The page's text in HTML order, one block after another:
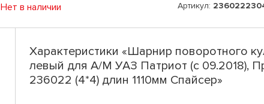
Нет в наличии Артикул:
Характеристики «Шарнир поворотного
левый для А/М УАЗ Патриот (с 09.2018),
236022 (4*4) длин 1110мм Спайсер»